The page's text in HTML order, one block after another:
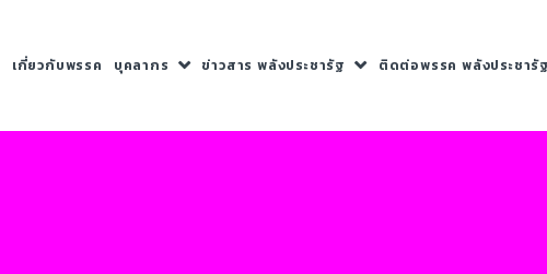
เกี่ยวกับพรรค บุคลากร ข่าวสาร พลังประชารัฐ ติดต่อพรรค พลังประชารัฐ